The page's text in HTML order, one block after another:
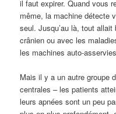
il faut expirer. Quand vous
même, la machine détecte
seul. Jusqu’au là, tout
crânien ou avec les
les machines auto-
Mais il y a un autre groupe
centrales – les patients
leurs apnées sont un peu